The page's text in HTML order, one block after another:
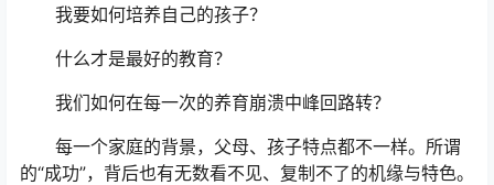
我要如何培养自己的孩子？
什么才是最好的教育？
我们如何在每一次的养育崩溃中峰回路转？
每一个家庭的背景，父母、孩子特点都不一样。所谓
的“成功”，背后也有无数看不见、复制不了的机缘与特色。